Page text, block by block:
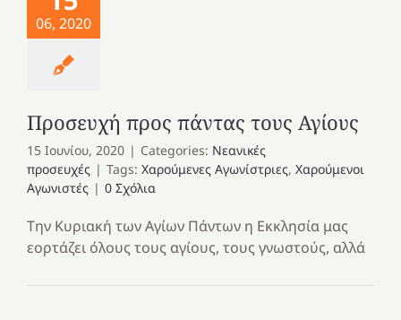
06, 2020
Προσευχή προς πάντας τους Αγίους
15 Ιουνίου, 2020 | Categories: Νεανικές
προσευχές | Tags: Χαρούμενες Αγωνίστριες, Χαρούμενοι
Αγωνιστές | 0 Σχόλια
Την Κυριακή των Αγίων Πάντων η Εκκλησία μας
εορτάζει όλους τους αγίους, τους γνωστούς, αλλά